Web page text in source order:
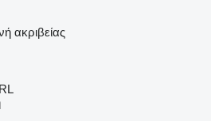
ακριβείας